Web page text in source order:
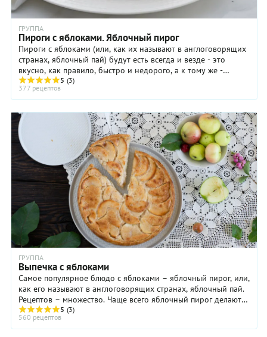
ГРУППА
Пироги с яблоками. Яблочный пирог
Пироги с яблоками (или, как их называют в англоговорящих
странах, яблочный пай) будут есть всегда и везде - это
вкусно, как правило, быстро и недорого, а к тому же -
красиво.
5 (3)
377 рецептов
ГРУППА
Выпечка с яблоками
Самое популярное блюдо с яблоками – яблочный пирог, или,
как его называют в англоговорящих странах, яблочный пай.
Рецептов – множество. Чаще всего яблочный пирог делают
из дрожжевого или слоеного ...
5 (3)
560 рецептов